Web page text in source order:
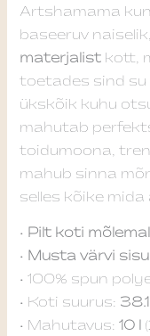
Artshamama
baseeruv naiselik,
materjalistkott,
toetades sind su
ükskõik kuhu
mahutab
toidumoona,
mahub sinna
selles kõike
• Pilt koti mõlemal
• Musta värvi sisu
• 100% spun
• Koti suurus:
• Mahutavus: 10 l